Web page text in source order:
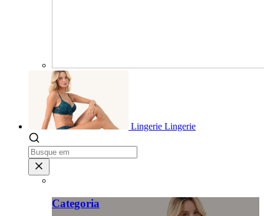
Lingerie Lingerie
Categoria